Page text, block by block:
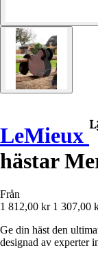
LeMieux
hästar
Från
1 812,00 kr 1 307,00
Ge din häst den
designad av experter